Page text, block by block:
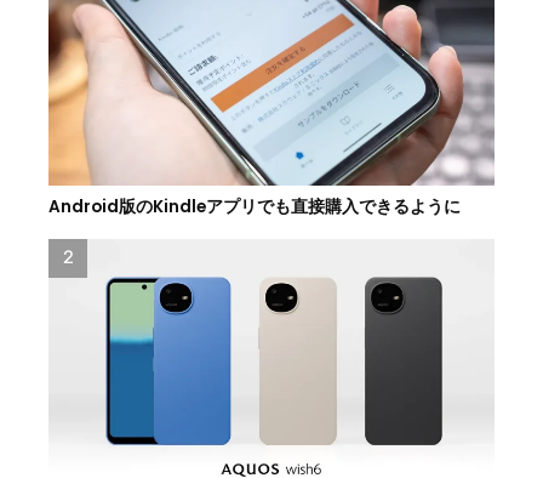
Android版のKindleアプリでも直接購入できるように